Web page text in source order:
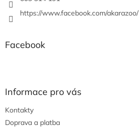
https://www.facebook.com/akarazoo/
Facebook
Informace pro vás
Kontakty
Doprava a platba